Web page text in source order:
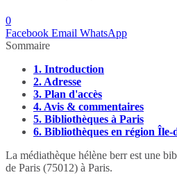
0
Facebook Email WhatsApp
Sommaire
1. Introduction
2. Adresse
3. Plan d'accès
4. Avis & commentaires
5. Bibliothèques à Paris
6. Bibliothèques en région Île-
La médiathèque hélène berr est une
de Paris (75012) à Paris.